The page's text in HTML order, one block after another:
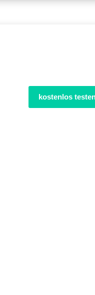
kostenlos